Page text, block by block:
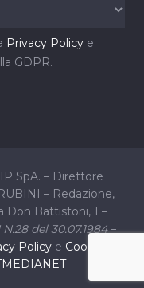
Privacy Policy e
GDPR.
SpA. – Direttore
– Redazione,
Don Battistoni, 1 –
del 30.07.1984–
Policye Cookie